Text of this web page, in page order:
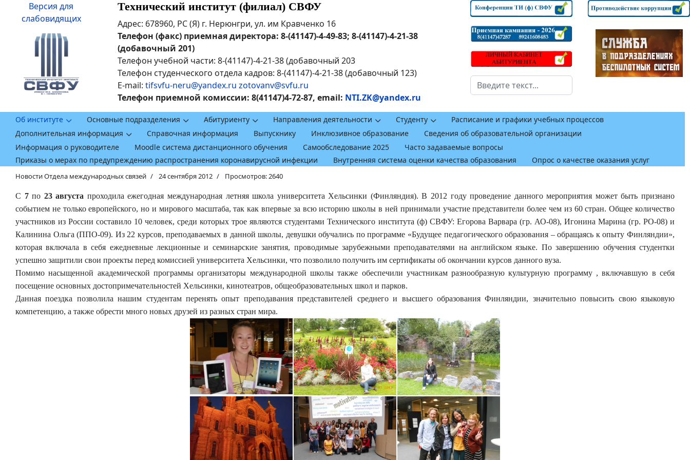
Версия для
слабовидящих
Технический институт (филиал) СВФУ
Адрес: 678960, РС (Я) г. Нерюнгри, ул. им Кравченко 16
Телефон (факс) приемная директора: 8-(41147)-4-49-83; 8-(41147)-4-21-38
(добавочный 201)
Телефон учебной части: 8-(41147)-4-21-38 (добавочный 203
Телефон студенческого отдела кадров: 8-(41147)-4-21-38 (добавочный 123)
E-mail: tifsvfu-neru@yandex.ru zotovanv@svfu.ru
Телефон приемной комиссии: 8(41147)4-72-87, email: NTI.ZK@yandex.ru
Поиск
Об институте Основные подразделения Абитуриенту Направления деятельности Студенту
Расписание и графики учебных процессов
Дополнительная информация
Справочная информация Выпускнику Инклюзивное образование
Сведения об образовательной организации
Информация о руководителе
Moodle система дистанционного обучения Самообследование 2025
Часто задаваемые вопросы
Приказы о мерах по предупреждению распространения коронавирусной инфекции
Внутренняя система оценки качества образования Опрос о качестве оказания услуг
Новости Отдела международных связей 24 сентября 2012 Просмотров: 2640
С 7по 23 августа проходила ежегодная международная летняя школа университета Хельсинки (Финляндия). В 2012 году проведение данного мероприятия может быть признано
событием не только европейского, но и мирового масштаба, так как впервые за всю историю школы в ней принимали участие представители более чем из 60 стран. Общее количество
участников из России составило 10 человек, среди которых трое являются студентами Технического института (ф) СВФУ: Егорова Варвара (гр. АО-08), Игонина Марина (гр. РО-08) и
Калинина Ольга (ППО-09). Из 22 курсов, преподаваемых в данной школы, девушки обучались по программе «Будущее педагогического образования – обращаясь к опыту Финляндии»,
которая включала в себя ежедневные лекционные и семинарские занятия, проводимые зарубежными преподавателями на английском языке. По завершению обучения студентки
успешно защитили свои проекты перед комиссией университета Хельсинки, что позволило получить им сертификаты об окончании курсов данного вуза.
Помимо насыщенной академической программы организаторы международной школы также обеспечили участникам разнообразную культурную программу , включавшую в себя
посещение основных достопримечательностей Хельсинки, кинотеатров, общеобразовательных школ и парков.
Данная поездка позволила нашим студентам перенять опыт преподавания представителей среднего и высшего образования Финляндии, значительно повысить свою языковую
компетенцию, а также обрести много новых друзей из разных стран мира.